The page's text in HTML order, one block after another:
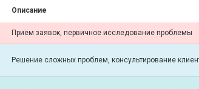
Описание
Приём заявок, первичное исследование проблемы
Решение сложных проблем, консультирование